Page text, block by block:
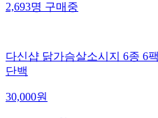
2,693명 구매중
다신샵 닭가슴살소시지 6종 6
단백
30,000원